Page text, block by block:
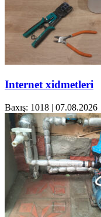
Internet xidmetleri
Baxış: 1018 | 07.08.2026